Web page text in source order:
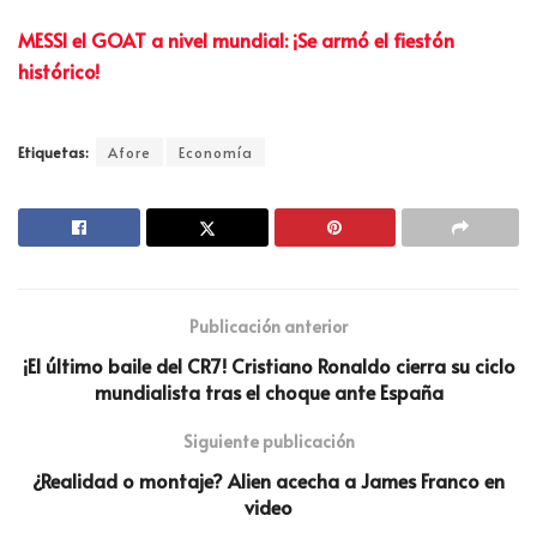
MESSI el GOAT a nivel mundial: ¡Se armó el fiestón
histórico!
Etiquetas: Afore Economía
Publicación anterior
¡El último baile del CR7! Cristiano Ronaldo cierra su ciclo
mundialista tras el choque ante España
Siguiente publicación
¿Realidad o montaje? Alien acecha a James Franco en
video